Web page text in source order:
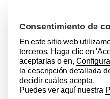
8,99 €
FUERA DE STOCK
Modelos compatibles
MGF EROPRACTIC COMPLET